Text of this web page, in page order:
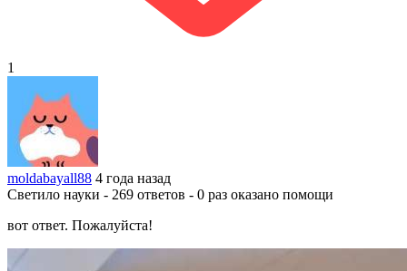
1
moldabayall88 4 года назад
Светило науки - 269 ответов - 0 раз оказано помощи
вот ответ. Пожалуйста!